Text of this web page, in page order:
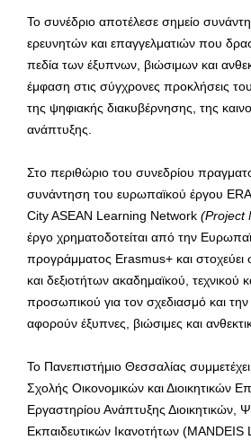
Το συνέδριο αποτέλεσε σημείο
ερευνητών και επαγγελματιών που
πεδία των έξυπνων, βιώσιμων και
έμφαση στις σύγχρονες προκλήσεις
της ψηφιακής διακυβέρνησης, της
ανάπτυξης.
Στο περιθώριο του συνεδρίου
συνάντηση του ευρωπαϊκού έργου
City ASEAN Learning Network (Project
έργο χρηματοδοτείται από την
προγράμματος Erasmus+ και
και δεξιοτήτων ακαδημαϊκού, τεχνικού
προσωπικού για τον σχεδιασμό και
αφορούν έξυπνες, βιώσιμες και
Το Πανεπιστήμιο Θεσσαλίας
Σχολής Οικονομικών και Διοικητικών
Εργαστηρίου Ανάπτυξης Διοικητικών,
Εκπαιδευτικών Ικανοτήτων (MANDEIS